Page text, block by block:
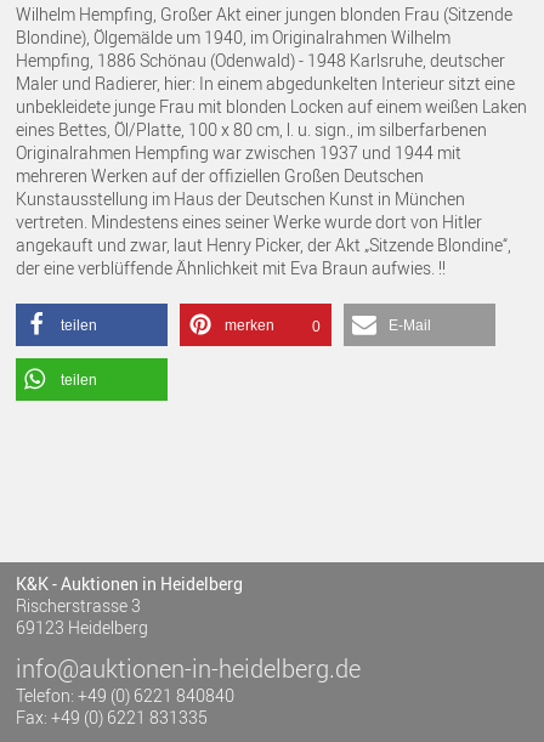
Wilhelm Hempfing, Großer Akt einer jungen blonden Frau (Sitzende
Blondine), Ölgemälde um 1940, im Originalrahmen Wilhelm
Hempfing, 1886 Schönau (Odenwald) - 1948 Karlsruhe, deutscher
Maler und Radierer, hier: In einem abgedunkelten Interieur sitzt eine
unbekleidete junge Frau mit blonden Locken auf einem weißen Laken
eines Bettes, Öl/Platte, 100 x 80 cm, l. u. sign., im silberfarbenen
Originalrahmen Hempfing war zwischen 1937 und 1944 mit
mehreren Werken auf der offiziellen Großen Deutschen
Kunstausstellung im Haus der Deutschen Kunst in München
vertreten. Mindestens eines seiner Werke wurde dort von Hitler
angekauft und zwar, laut Henry Picker, der Akt „Sitzende Blondine“,
der eine verblüffende Ähnlichkeit mit Eva Braun aufwies. !!
teilen merken 0 E-Mail
teilen
K&K - Auktionen in Heidelberg
Rischerstrasse 3
69123 Heidelberg
info@auktionen-in-heidelberg.de
Telefon: +49 (0) 6221 840840
Fax: +49 (0) 6221 831335